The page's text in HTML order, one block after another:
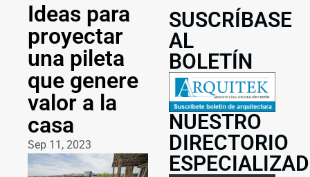
Ideas para
proyectar
una pileta
que genere
valor a la
casa
Sep 11, 2023
SUSCRÍBASE
AL
BOLETÍN
NUESTRO
DIRECTORIO